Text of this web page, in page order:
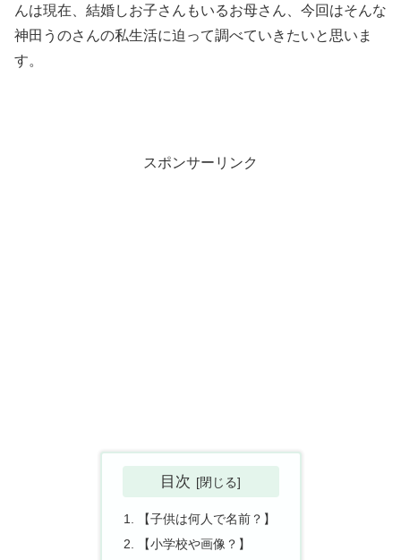
んは現在、結婚しお子さんもいるお母さん、今回はそんな
神田うのさんの私生活に迫って調べていきたいと思いま
す。
スポンサーリンク
目次
【子供は何人で名前？】
【小学校や画像？】